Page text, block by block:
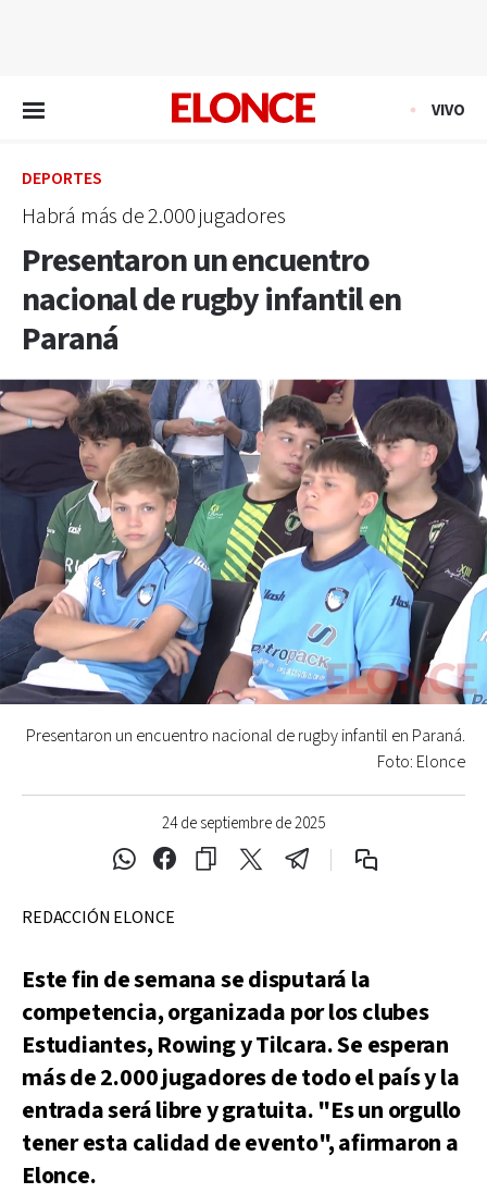
VIVO
DEPORTES
Habrá más de 2.000 jugadores
Presentaron un encuentro
nacional de rugby infantil en
Paraná
24 de septiembre de 2025
Presentaron un encuentro nacional de rugby infantil en Paraná.
Foto: Elonce
REDACCIÓN ELONCE
Este fin de semana se disputará la
competencia, organizada por los clubes
Estudiantes, Rowing y Tilcara. Se esperan
más de 2.000 jugadores de todo el país y la
entrada será libre y gratuita. "Es un orgullo
tener esta calidad de evento", afirmaron a
Elonce.